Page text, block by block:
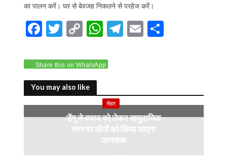
का पालन करें। घर से बेवजह निकलने से परहेज करें।
F
e
b
o
o
T
itt
er
C
p
y
Li
n
k
W
at
A
p
p
T
a
m
E S
Share this on WhatsApp
You may also like
सेहत
डेंगू से बचाव को लेकर सामुदायिक
स्तर पर लोगों को किया जाएगा
जागरूक
July 10, 2024